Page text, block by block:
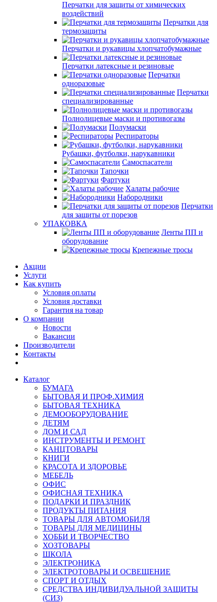
Перчатки для защиты от химических
воздействий
Перчатки для
термозащиты
Перчатки и рукавицы хлопчатобумажные
Перчатки латексные и резиновые
Перчатки
одноразовые
Перчатки
специализированные
Полнолицевые маски и противогазы
Полумаски
Респираторы
Рубашки, футболки, нарукавники
Самоспасатели
Тапочки
Фартуки
Халаты рабочие
Набородники
Перчатки
для защиты от порезов
УПАКОВКА
Ленты ПП и
оборудование
Крепежные тросы
Акции
Услуги
Как купить
Условия оплаты
Условия доставки
Гарантия на товар
О компании
Новости
Вакансии
Производители
Контакты
Каталог
БУМАГА
БЫТОВАЯ И ПРОФ.ХИМИЯ
БЫТОВАЯ ТЕХНИКА
ДЕМООБОРУДОВАНИЕ
ДЕТЯМ
ДОМ И САД
ИНСТРУМЕНТЫ И РЕМОНТ
КАНЦТОВАРЫ
КНИГИ
КРАСОТА И ЗДОРОВЬЕ
МЕБЕЛЬ
ОФИС
ОФИСНАЯ ТЕХНИКА
ПОДАРКИ И ПРАЗДНИК
ПРОДУКТЫ ПИТАНИЯ
ТОВАРЫ ДЛЯ АВТОМОБИЛЯ
ТОВАРЫ ДЛЯ МЕДИЦИНЫ
ХОББИ И ТВОРЧЕСТВО
ХОЗТОВАРЫ
ШКОЛА
ЭЛЕКТРОНИКА
ЭЛЕКТРОТОВАРЫ И ОСВЕЩЕНИЕ
СПОРТ И ОТДЫХ
СРЕДСТВА ИНДИВИДУАЛЬНОЙ ЗАЩИТЫ
(СИЗ)